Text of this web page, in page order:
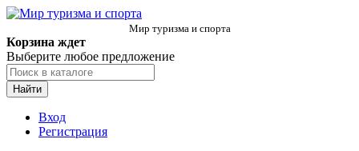
Мир туризма и спорта
Корзина ждет
Выберите любое предложение
Найти
Вход
Регистрация